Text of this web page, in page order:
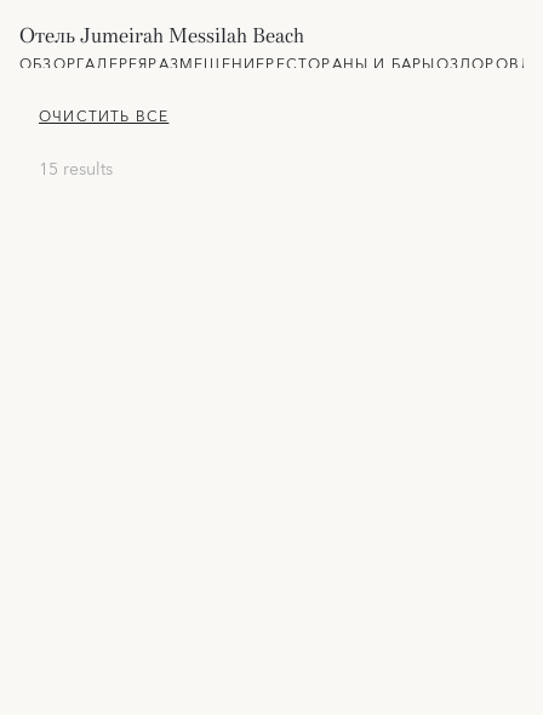
Отель Jumeirah Messilah Beach
ОБЗОРГАЛЕРЕЯРАЗМЕЩЕНИЕРЕСТОРАНЫ И БАРЫ
ОЧИСТИТЬ ВСЕ
15 results